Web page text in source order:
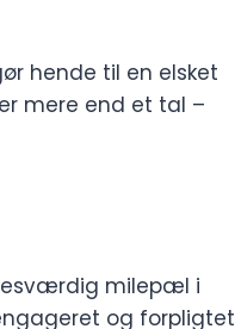
hende til en elsket
mere end et tal –
milepæl i
og forpligtet